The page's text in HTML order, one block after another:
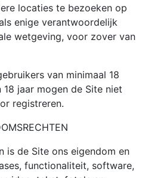
locaties te bezoeken op
enige verantwoordelijk
wetgeving, voor zover van
van minimaal 18
18 jaar mogen de Site niet
registreren.
is de Site ons eigendom en
functionaliteit, software,